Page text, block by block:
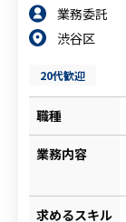
業務委託
渋谷区
20代歓迎
職種
業務内容
求めるスキル